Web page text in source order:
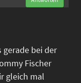
bei der
Fischer
gleich mal